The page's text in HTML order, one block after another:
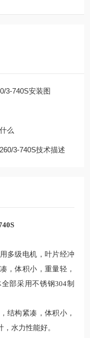
3-740S安装图
么
3-740S技术描述
多级电机，叶片经冲
，体积小，重量轻，
部采用不锈钢304制
结构紧凑，体积小，
水力性能好。